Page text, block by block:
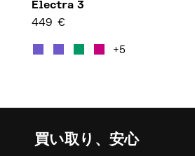
Electra 3
449 €
+5
買い取り、安心